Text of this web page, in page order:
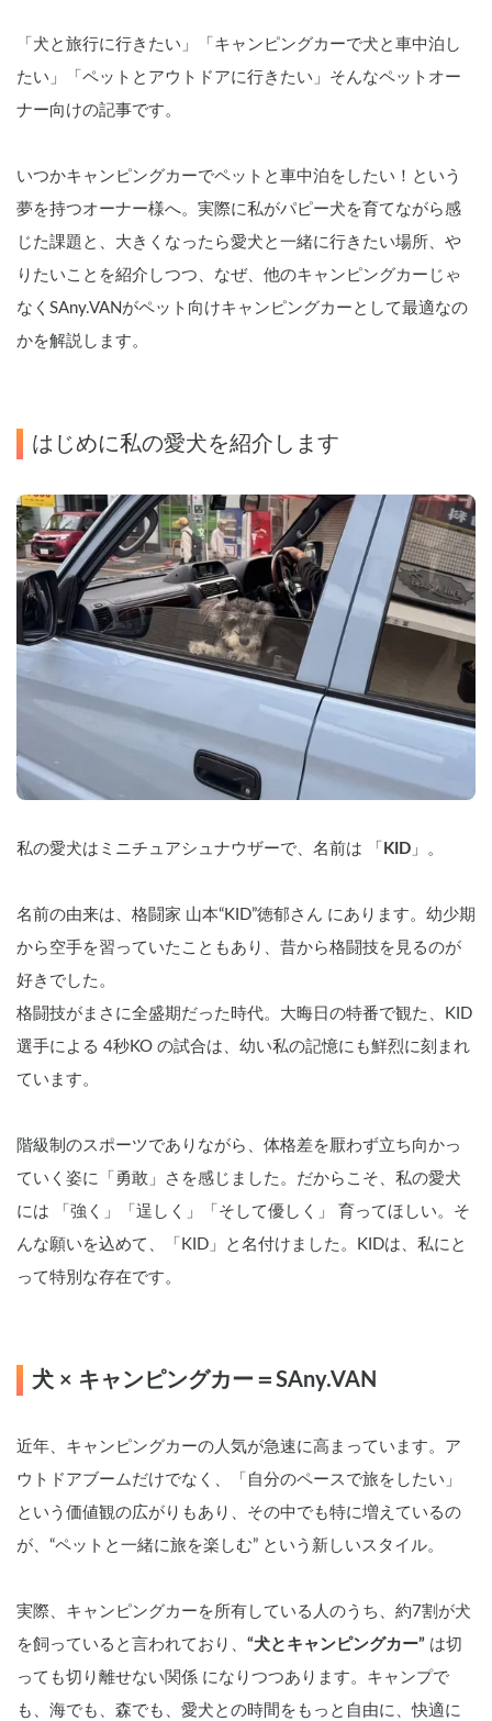
「犬と旅行に行きたい」「キャンピングカーで犬と車中泊し
たい」「ペットとアウトドアに行きたい」そんなペットオー
ナー向けの記事です。
いつかキャンピングカーでペットと車中泊をしたい！という
夢を持つオーナー様へ。実際に私がパピー犬を育てながら感
じた課題と、大きくなったら愛犬と一緒に行きたい場所、や
りたいことを紹介しつつ、なぜ、他のキャンピングカーじゃ
なくSAny.VANがペット向けキャンピングカーとして最適なの
かを解説します。
はじめに私の愛犬を紹介します
私の愛犬はミニチュアシュナウザーで、名前は 「 KID 」。
名前の由来は、格闘家 山本“KID”徳郁さん にあります。幼少期
から空手を習っていたこともあり、昔から格闘技を見るのが
好きでした。
格闘技がまさに全盛期だった時代。大晦日の特番で観た、KID
選手による 4秒KO の試合は、幼い私の記憶にも鮮烈に刻まれ
ています。
階級制のスポーツでありながら、体格差を厭わず立ち向かっ
ていく姿に「勇敢」さを感じました。だからこそ、私の愛犬
には 「強く」「逞しく」「そして優しく」 育ってほしい。そ
んな願いを込めて、「KID」と名付けました。KIDは、私にと
って特別な存在です。
犬 × キャンピングカー＝SAny.VAN
近年、キャンピングカーの人気が急速に高まっています。ア
ウトドアブームだけでなく、「自分のペースで旅をしたい」
という価値観の広がりもあり、その中でも特に増えているの
が、“ペットと一緒に旅を楽しむ” という新しいスタイル。
実際、キャンピングカーを所有している人のうち、約7割が犬
を飼っていると言われており、 “犬とキャンピングカー” は切
っても切り離せない関係 になりつつあります。キャンプで
も、海でも、森でも、愛犬との時間をもっと自由に、快適に